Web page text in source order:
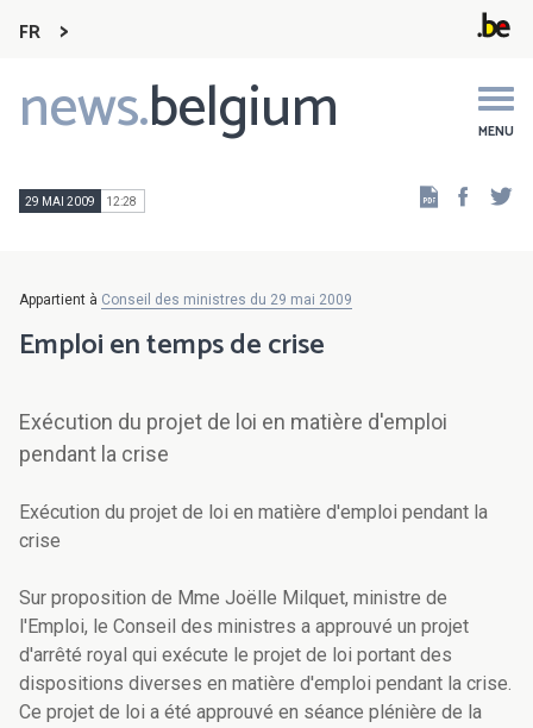
FR
news.belgium MENU
Main
navigation
29 MAI 2009 12:28
Appartient à Conseil des ministres du 29 mai 2009
Emploi en temps de crise
Exécution du projet de loi en matière d'emploi
pendant la crise
Exécution du projet de loi en matière d'emploi pendant la
crise
Sur proposition de Mme Joëlle Milquet, ministre de
l'Emploi, le Conseil des ministres a approuvé un projet
d'arrêté royal qui exécute le projet de loi portant des
dispositions diverses en matière d'emploi pendant la crise.
Ce projet de loi a été approuvé en séance plénière de la